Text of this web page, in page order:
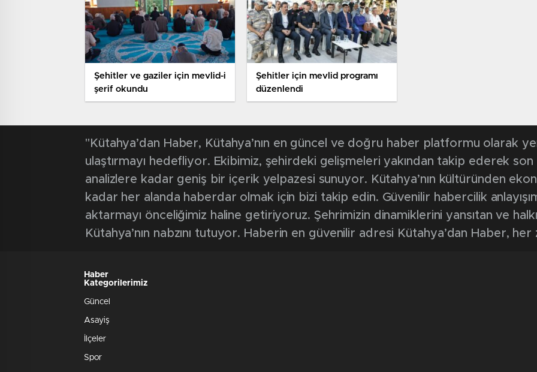
Şehitler ve gaziler için mevlid-i
şerif okundu
Şehitler için mevlid programı
düzenlendi
"Kütahya’dan Haber, Kütahya’nın en güncel ve doğru haber platformu olarak
ulaştırmayı hedefliyor. Ekibimiz, şehirdeki gelişmeleri yakından takip ederek
analizlere kadar geniş bir içerik yelpazesi sunuyor. Kütahya’nın kültüründen
kadar her alanda haberdar olmak için bizi takip edin. Güvenilir habercilik
aktarmayı önceliğimiz haline getiriyoruz. Şehrimizin dinamiklerini yansıtan ve
Kütahya’nın nabzını tutuyor. Haberin en güvenilir adresi Kütahya’dan Haber, her
Haber
Kategorilerimiz
Güncel
Asayiş
İlçeler
Spor